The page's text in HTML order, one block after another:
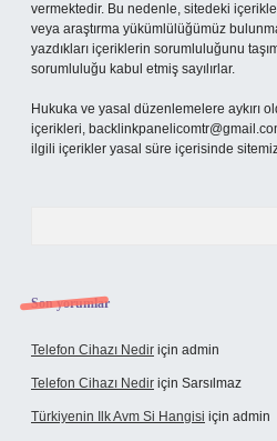
vermektedir. Bu nedenle, sitedeki
veya araştırma yükümlülüğümüz
yazdıkları içeriklerin sorumluluğunu
sorumluluğu kabul etmiş sayılırlar.
Hukuka ve yasal düzenlemelere aykırı
içerikleri,
ilgili içerikler yasal süre içerisinde
Son yorumlar
Telefon Cihazı Nedir için admin
Telefon Cihazı Nedir için Sarsılmaz
Türkiyenin Ilk Avm Si Hangisi için admin